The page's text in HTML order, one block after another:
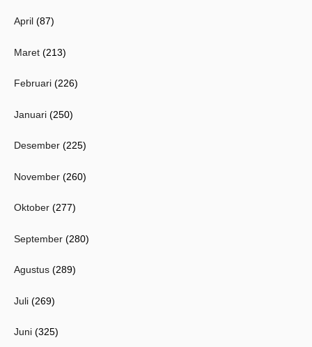
April (87)
Maret (213)
Februari (226)
Januari (250)
Desember (225)
November (260)
Oktober (277)
September (280)
Agustus (289)
Juli (269)
Juni (325)